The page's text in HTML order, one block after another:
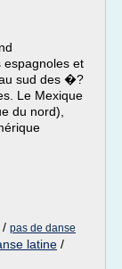
espagnoles et
sud des �?
Le Mexique
du nord),
/ pas de danse
latine /